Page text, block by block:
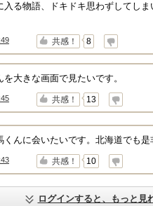
入る物語、ドキドキ思わずしてし
共感！ 8
↓
大きな画面で見たいです。
共感！ 13
↓
くんに会いたいです。北海道でも
共感！ 10
↓
ログインすると、もっと見